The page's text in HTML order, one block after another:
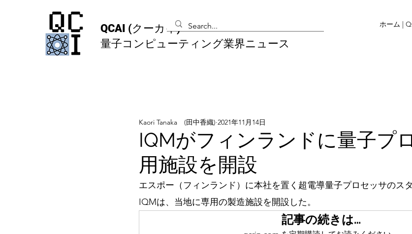
QCAI (クーカイ)
量子コンピューティング業界ニュース
ホーム |
IQMがフィンランドに量子プ
用施設を開設
Kaori Tanaka (田中香織) 2021年11月14日
エスポー（フィンランド）に本社を置く超電導量子プロセッサのス
IQMは、当地に専用の製造施設を開設した。
記事の続きは…